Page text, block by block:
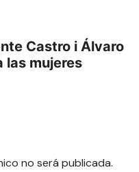
Castro i Álvaro
las mujeres
no será publicada.